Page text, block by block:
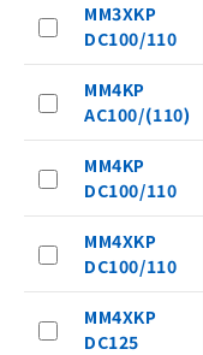
MM3XKP
DC100/110
MM4KP
AC100/(110)
MM4KP
DC100/110
MM4XKP
DC100/110
MM4XKP
DC125
ご利用
以下の条件
ご利用くださ
本サー
商品の
(税抜)
す。
当社制
本サー